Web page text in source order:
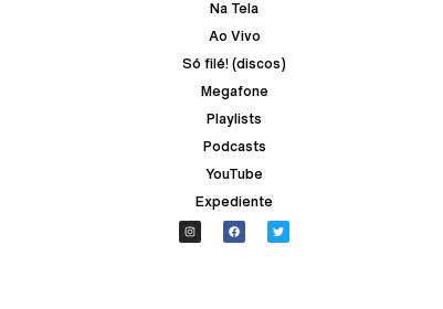
Na Tela
Ao Vivo
Só filé! (discos)
Megafone
Playlists
Podcasts
YouTube
Expediente